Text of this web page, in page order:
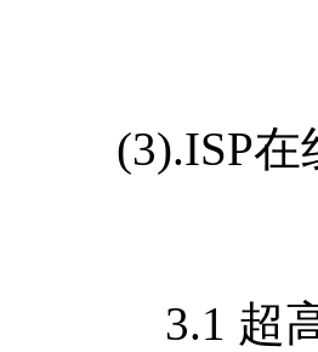
(3).ISP在
3.1 超高